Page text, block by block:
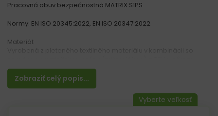
Zobraziť celý popis...
Pracovná obuv bezpečnostná MATRIX S1PS
Normy: EN ISO 20345:2022, EN ISO 20347:2022
Materiál:
Dve hustoty polyuretánu v podrážke zabezpečujú, že z vonku je
podrážka tvrdšia a z vnútra mäkšia.